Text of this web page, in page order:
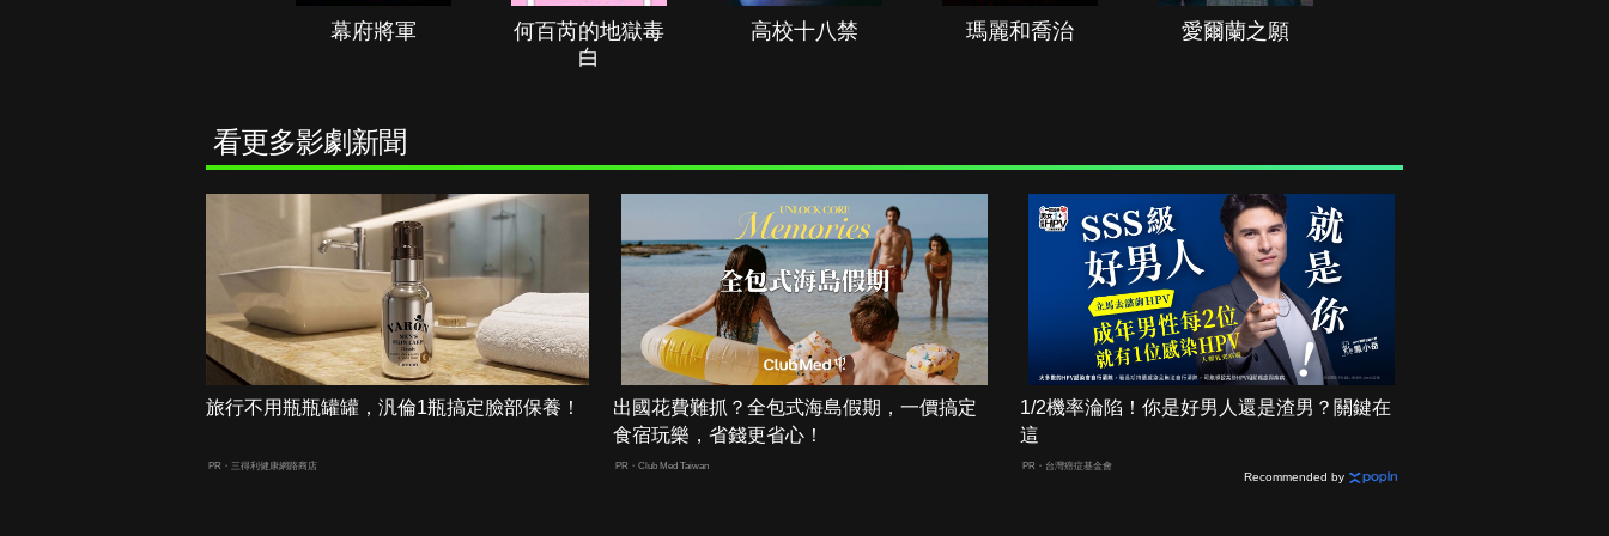
幕府將軍
何百芮的地獄毒
白
高校十八禁 瑪麗和喬治 愛爾蘭之願
看更多影劇新聞
旅行不用瓶瓶罐罐，汎倫1瓶搞定臉部保養！
PR・三得利健康網路商店
出國花費難抓？全包式海島假期，一價搞定
食宿玩樂，省錢更省心！
PR・Club Med Taiwan
1/2機率淪陷！你是好男人還是渣男？關鍵在
這
PR・台灣癌症基金會
Recommended by